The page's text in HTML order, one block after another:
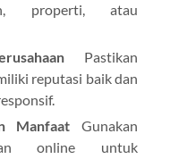
properti, atau
Pastikan
reputasi baik dan
Manfaat Gunakan
online untuk